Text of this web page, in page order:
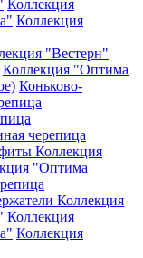
Коллекция
Коллекция
"Вестерн"
Коллекция "Оптима
Коньково-
черепица
Коллекция
"Оптима
Коллекция
Коллекция
Коллекция